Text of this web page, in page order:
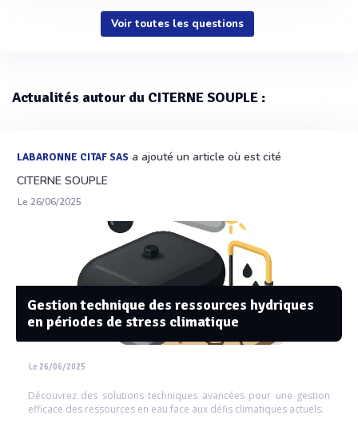
Voir toutes les questions
Actualités autour du CITERNE SOUPLE :
LABARONNE CITAF SAS a ajouté un article où est cité
CITERNE SOUPLE
Le 26/06/2025
Gestion technique des ressources hydriques
en périodes de stress climatique
Le 26/06/2025
Découvrez des solutions techniques avancées pour une gestion
efficace des ressources en eau face aux défis climatiques actuels.